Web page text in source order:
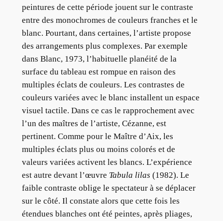
peintures de cette période jouent sur le contraste
entre des monochromes de couleurs franches et le
blanc. Pourtant, dans certaines, l’artiste propose
des arrangements plus complexes. Par exemple
dans Blanc, 1973, l’habituelle planéité de la
surface du tableau est rompue en raison des
multiples éclats de couleurs. Les contrastes de
couleurs variées avec le blanc installent un espace
visuel tactile. Dans ce cas le rapprochement avec
l’un des maîtres de l’artiste, Cézanne, est
pertinent. Comme pour le Maître d’Aix, les
multiples éclats plus ou moins colorés et de
valeurs variées activent les blancs. L’expérience
est autre devant l’œuvre Tabula lilas (1982). Le
faible contraste oblige le spectateur à se déplacer
sur le côté. Il constate alors que cette fois les
étendues blanches ont été peintes, après pliages,